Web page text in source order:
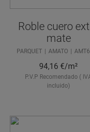
Roble cuero
mate
PARQUET AMATO
94,16 €/m²
P.V.P Recomendado (
incluido)